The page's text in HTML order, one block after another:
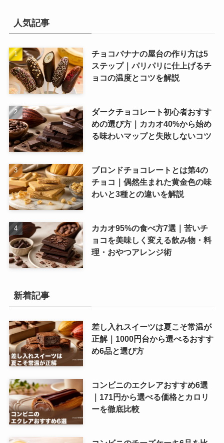
人気記事
チョコバナナの屋台の作り方は5
ステップ｜パリパリに仕上げるチ
ョコの温度とコツを解説
ダークチョコレート初心者おすす
めの選び方｜カカオ40%から始め
る味わいマップと失敗しないコツ
ブロンドチョコレートとは第4の
チョコ｜偶然生まれた黄金色の味
わいと3種との違いを解説
カカオ95%の食べ方7選｜苦いチ
ョコを美味しく変える飲み物・料
理・おやつアレンジ術
新着記事
差し入れスイーツは夏こそ常温が
正解｜1000円台から選べるおすす
め6品と選び方
コンビニのエクレアおすすめ6選
｜171円から選べる価格とカロリ
ーを徹底比較